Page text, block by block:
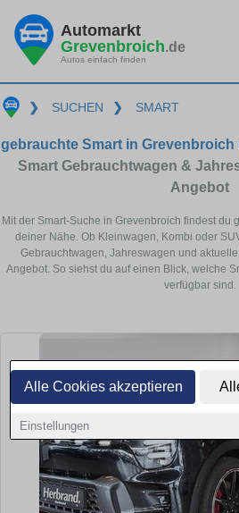
Alle Cookies akzeptieren
Einstellungen
Automarkt
Grevenbroich.de
Autos einfach finden
❯ SUCHEN ❯ SMART
gebrauchte Smart in
Smart Gebrauchtwagen &
Angebot
Mit der Smart-Suche in Grevenbroich findest du
deiner Nähe. Ob Kleinwagen, Kombi oder
Gebrauchtwagen, Jahreswagen und
Angebot. So siehst du auf einen Blick, welche
verfügbar sind.